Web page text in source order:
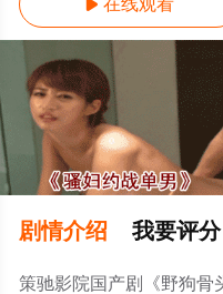
 在线观看
剧情介绍 我要评分
策驰影院国产剧《野狗骨